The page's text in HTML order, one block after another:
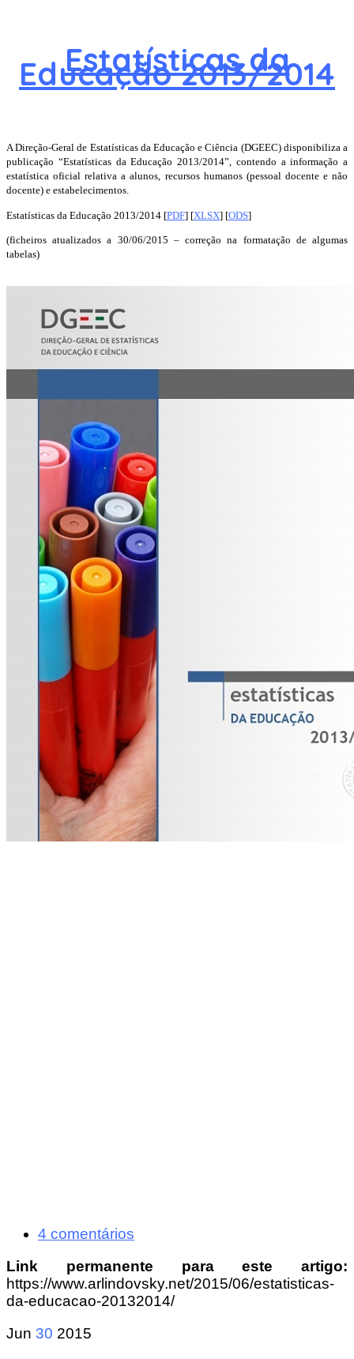
Estatísticas da
Educação 2013/2014
A Direção-Geral de Estatísticas da Educação e Ciência (DGEEC) disponibiliza a
publicação “Estatísticas da Educação 2013/2014”, contendo a informação a
estatística oficial relativa a alunos, recursos humanos (pessoal docente e não
docente) e estabelecimentos.
Estatísticas da Educação 2013/2014 [PDF] [XLSX] [ODS]
(ficheiros atualizados a 30/06/2015 – correção na formatação de algumas
tabelas)
4 comentários
Link permanente para este artigo:
https://www.arlindovsky.net/2015/06/estatisticas-
da-educacao-20132014/
Jun 30 2015